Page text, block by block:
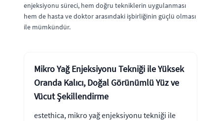
enjeksiyonu süreci, hem doğru tekniklerin uygulanması
hem de hasta ve doktor arasındaki işbirliğinin güçlü olması
ile mümkündür.
Mikro Yağ Enjeksiyonu Tekniği ile Yüksek
Oranda Kalıcı, Doğal Görünümlü Yüz ve
Vücut Şekillendirme
estethica, mikro yağ enjeksiyonu tekniği ile